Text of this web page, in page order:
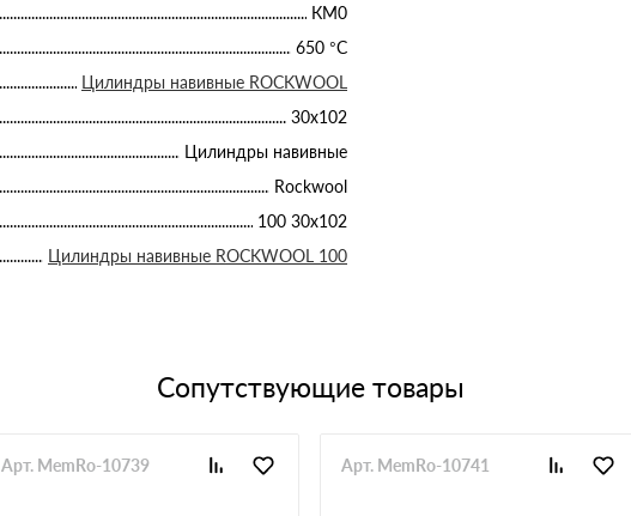
КМ0
650 °С
Цилиндры навивные ROCKWOOL
30х102
Цилиндры навивные
Rockwool
100 30х102
Цилиндры навивные ROCKWOOL 100
Сопутствующие товары
Арт. MemRo-10739 Арт. MemRo-10741